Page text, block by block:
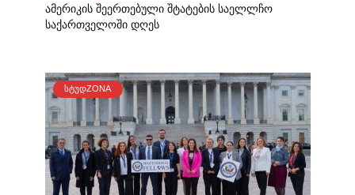
ამერიკის შეერთებული შტატების საელლჩო
საქართველოში დღეს
ᲡᲢᲣᲓZONA